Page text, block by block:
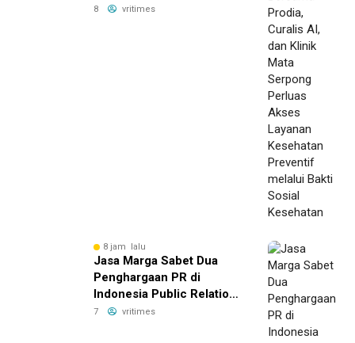
Serpong Perluas Akses
8 vritimes
8 jam lalu
Jasa Marga Sabet Dua
Penghargaan PR di
Indonesia Public Relations
Summit 2026
7 vritimes